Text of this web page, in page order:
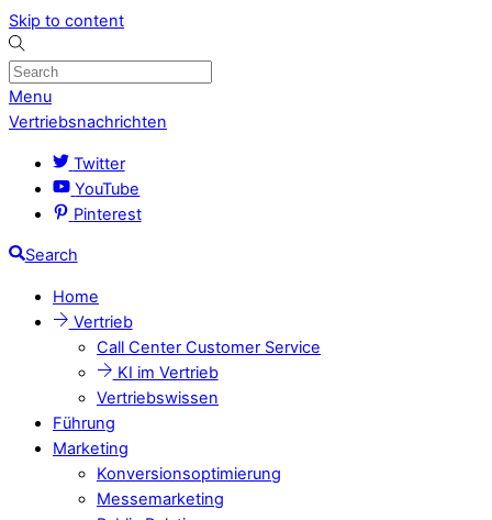
Skip to content
Menu
Vertriebsnachrichten
Twitter
YouTube
Pinterest
Search
Home
Vertrieb
Call Center Customer Service
KI im Vertrieb
Vertriebswissen
Führung
Marketing
Konversionsoptimierung
Messemarketing